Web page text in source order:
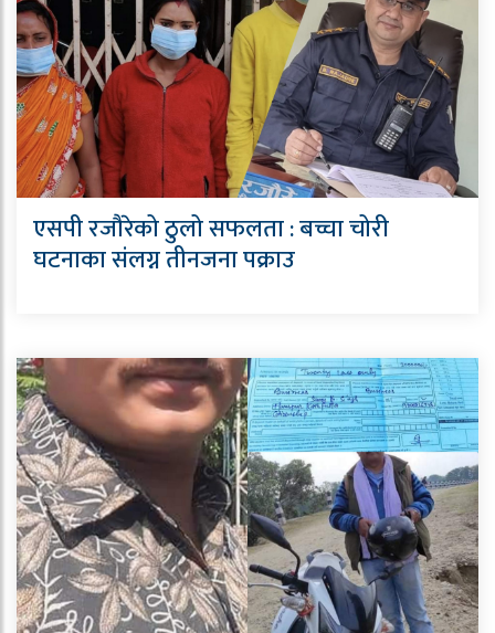
एसपी रजौरेको ठुलो सफलता : बच्चा चोरी
घटनाका संलग्न तीनजना पक्राउ